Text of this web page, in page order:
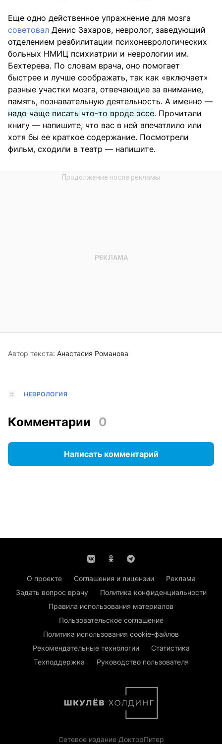
Еще одно действенное упражнение для мозга
советовал Денис Захаров, невролог, заведующий
отделением реабилитации психоневрологических
больных НМИЦ психиатрии и неврологии им.
Бехтерева. По словам врача, оно помогает
быстрее и лучше соображать, так как «включает»
разные участки мозга, отвечающие за внимание,
память, познавательную деятельность. А именно —
надо чаще писать что-то вроде эссе. Прочитали
книгу — напишите, что вас в ней впечатлило или
хотя бы ее краткое содержание. Посмотрели
фильм, сходили в театр — напишите.
Автор текста: Анастасия Романова
НЕВРОЛОГИЯ
Комментарии 0
Написать комментарий
О проекте Соглашения и лицензии
Реклама
Задать вопрос врачу
Политика конфиденциальности
Правила использования материалов
Пользовательское соглашение
Политика использования cookie-файлов
Рекомендательные технологии
Статистика
Техподдержка
Руководство пользователя
Сетевое издание ДокторПитер